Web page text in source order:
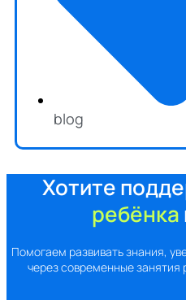
blog
Хотите
ребёнка
Помогаем развивать знания,
через современные занятия